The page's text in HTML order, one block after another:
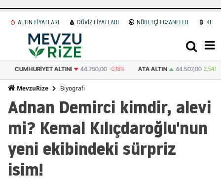
ALTIN FİYATLARI DÖVİZ FİYATLARI NÖBETÇİ ECZANELER
CUMHURIYET ALTINI 44.750,00 -0,18% ATA ALTIN 44.507,00 2,54%
MevzuRize Biyografi
Adnan Demirci kimdir, alevi
mi? Kemal Kılıçdaroğlu'nun
yeni ekibindeki sürpriz
isim!